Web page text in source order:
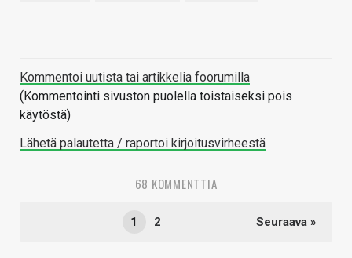
Kommentoi uutista tai artikkelia foorumilla
(Kommentointi sivuston puolella toistaiseksi pois
käytöstä)
Lähetä palautetta / raportoi kirjoitusvirheestä
68 KOMMENTTIA
1 2 Seuraava »